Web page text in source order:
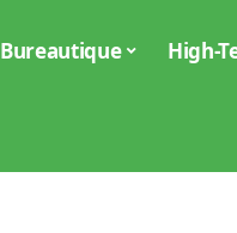
Bureautique High-